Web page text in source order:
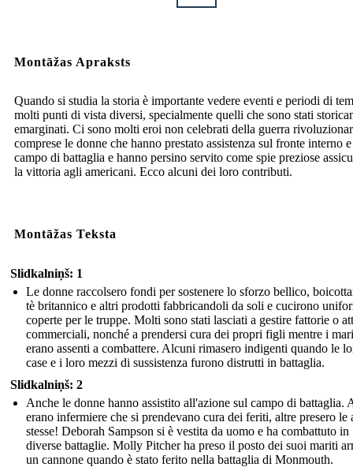
Montāžas Apraksts
Quando si studia la storia è importante vedere eventi e periodi di
molti punti di vista diversi, specialmente quelli che sono stati
emarginati. Ci sono molti eroi non celebrati della guerra
comprese le donne che hanno prestato assistenza sul fronte interno
campo di battaglia e hanno persino servito come spie preziose
la vittoria agli americani. Ecco alcuni dei loro contributi.
Montāžas Teksta
Slidkalniņš: 1
Le donne raccolsero fondi per sostenere lo sforzo bellico,
tè britannico e altri prodotti fabbricandoli da soli e cucirono
coperte per le truppe. Molti sono stati lasciati a gestire fattorie o
commerciali, nonché a prendersi cura dei propri figli mentre i
erano assenti a combattere. Alcuni rimasero indigenti quando le
case e i loro mezzi di sussistenza furono distrutti in battaglia.
Slidkalniņš: 2
Anche le donne hanno assistito all'azione sul campo di battaglia.
erano infermiere che si prendevano cura dei feriti, altre presero le
stesse! Deborah Sampson si è vestita da uomo e ha combattuto in
diverse battaglie. Molly Pitcher ha preso il posto dei suoi mariti
un cannone quando è stato ferito nella battaglia di Monmouth.